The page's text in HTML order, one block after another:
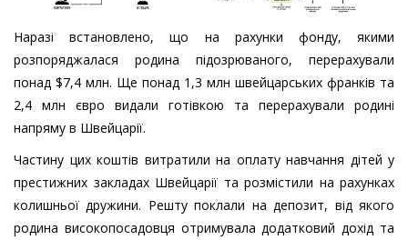
Наразі встановлено, що на рахунки фонду, якими
розпоряджалася родина підозрюваного, перерахували
понад $7,4 млн. Ще понад 1,3 млн швейцарських франків та
2,4 млн євро видали готівкою та перерахували родині
напряму в Швейцарії.
Частину цих коштів витратили на оплату навчання дітей у
престижних закладах Швейцарії та розмістили на рахунках
колишньої дружини. Решту поклали на депозит, від якого
родина високопосадовця отримувала додатковий дохід та